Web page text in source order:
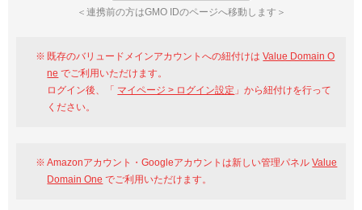
＜連携前の方はGMO IDのページへ移動します＞
既存のバリュードメインアカウントへの紐付けはValue Domain O
ne でご利用いただけます。
ログイン後、「 マイページ > ログイン設定 」から紐付けを行って
ください。
Amazonアカウント・Googleアカウントは新しい管理パネルValue
Domain One でご利用いただけます。